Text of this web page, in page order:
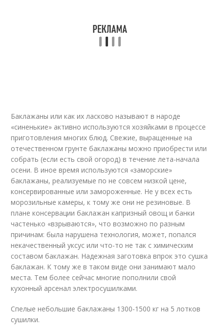
Баклажаны или как их ласково называют в народе
«синенькие» активно используются хозяйками в процессе
приготовления многих блюд. Свежие, выращенные на
отечественном грунте баклажаны можно приобрести или
собрать (если есть свой огород) в течение лета-начала
осени. В иное время используются «заморские»
баклажаны, реализуемые по не совсем низкой цене,
консервированные или замороженные. Не у всех есть
морозильные камеры, к тому же они не резиновые. В
плане консервации баклажан капризный овощ и банки
частенько «взрываются», что возможно по разным
причинам: была нарушена технология, может, попался
некачественный уксус или что-то не так с химическим
составом баклажан. Надежная заготовка впрок это сушка
баклажан. К тому же в таком виде они занимают мало
места. Тем более сейчас многие пополнили свой
кухонный арсенал электросушилками.
Спелые небольшие баклажаны 1300-1500 кг на 5 лотков
сушилки.